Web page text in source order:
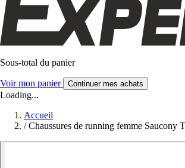
Sous-total du panier
Voir mon panier Continuer mes achats
Loading...
Accueil
/ Chaussures de running femme Saucony